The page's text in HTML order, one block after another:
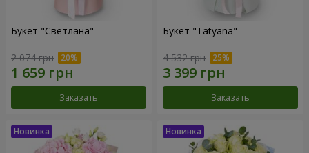
Букет "Светлана"
2 074 грн
Заказать
Букет "Tatyana"
4 532 грн
Заказать